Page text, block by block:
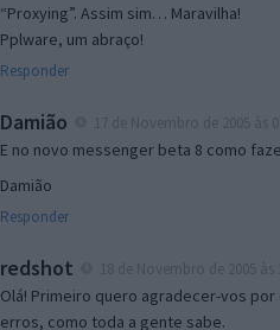
“Proxying”. Assim sim… Maravilha!
Pplware, um abraço!
Responder
Damião
E no novo messenger beta 8 como
Damião
Responder
redshot
Olá! Primeiro quero agradecer-vos
erros, como toda a gente sabe.